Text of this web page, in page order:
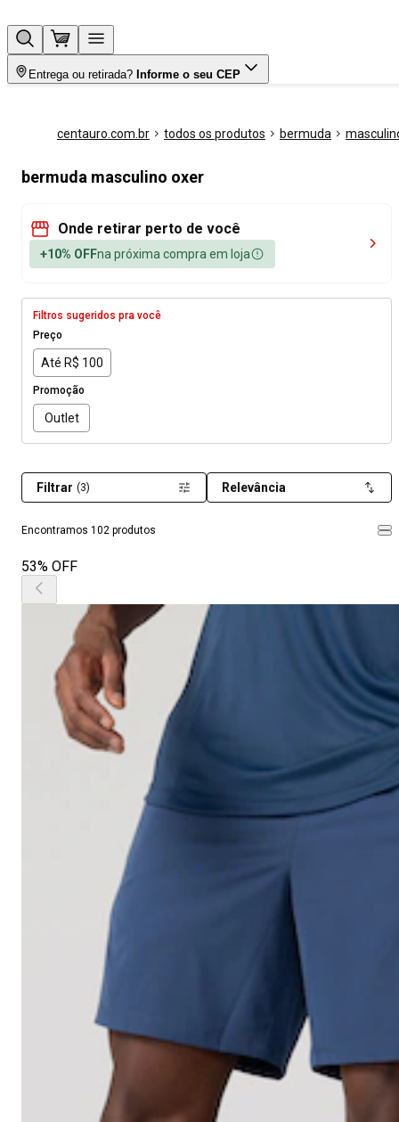
Entrega ou retirada? Informe o seu CEP
centauro.com.br todos os produtos bermuda
bermuda masculino oxer
Onde retirar perto de você
+10% OFFna próxima compra em loja
Filtros sugeridos pra você
Preço
Até R$ 100
Promoção
Outlet
Encontramos 102 produtos
Filtrar (3) Relevância
53% OFF